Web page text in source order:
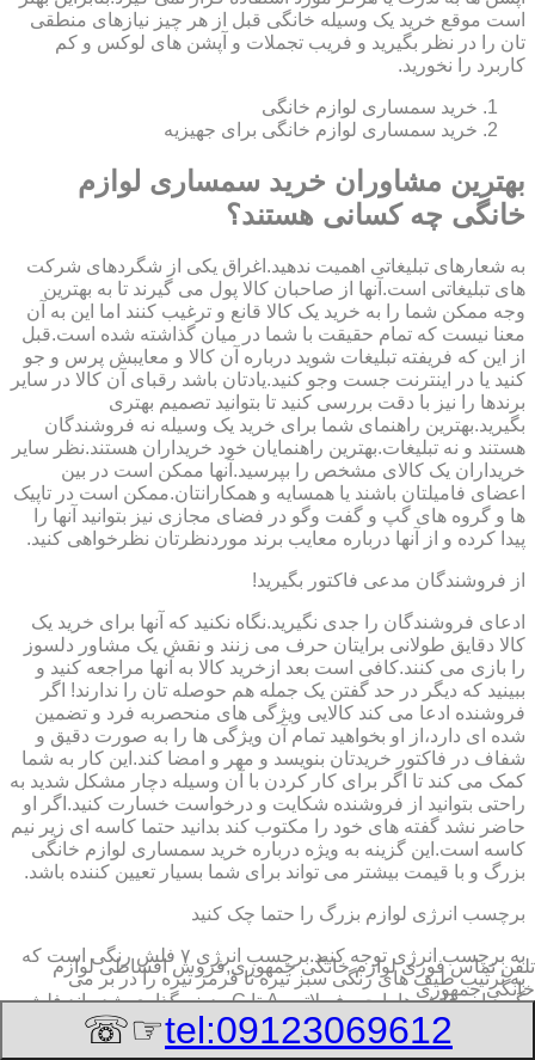
است موقع خرید یک وسیله خانگی قبل از هر چیز نیازهای منطقی
تان را در نظر بگیرید و فریب تجملات و آپشن های لوکس و کم
کاربرد را نخورید.
خرید سمساری لوازم خانگی
خرید سمساری لوازم خانگی برای جهیزیه
بهترین مشاوران خرید سمساری لوازم
خانگی چه کسانی هستند؟
به شعارهای تبلیغاتی اهمیت ندهید.اغراق یکی از شگردهای شرکت
های تبلیغاتی است.آنها از صاحبان کالا پول می گیرند تا به بهترین
وجه ممکن شما را به خرید یک کالا قانع و ترغیب کنند اما این به آن
معنا نیست که تمام حقیقت با شما در میان گذاشته شده است.قبل
از این که فریفته تبلیغات شوید درباره آن کالا و معایبش پرس و جو
کنید یا در اینترنت جست وجو کنید.یادتان باشد رقبای آن کالا در سایر
برندها را نیز با دقت بررسی کنید تا بتوانید تصمیم بهتری
بگیرید.بهترین راهنمای شما برای خرید یک وسیله نه فروشندگان
هستند و نه تبلیغات.بهترین راهنمایان خود خریداران هستند.نظر سایر
خریداران یک کالای مشخص را بپرسید.آنها ممکن است در بین
اعضای فامیلتان باشند یا همسایه و همکارانتان.ممکن است در تاپیک
ها و گروه های گپ و گفت وگو در فضای مجازی نیز بتوانید آنها را
پیدا کرده و از آنها درباره معایب برند موردنظرتان نظرخواهی کنید.
از فروشندگان مدعی فاکتور بگیرید!
ادعای فروشندگان را جدی نگیرید.نگاه نکنید که آنها برای خرید یک
کالا دقایق طولانی برایتان حرف می زنند و نقش یک مشاور دلسوز
را بازی می کنند.کافی است بعد ازخرید کالا به آنها مراجعه کنید و
ببینید که دیگر در حد گفتن یک جمله هم حوصله تان را ندارند! اگر
فروشنده ادعا می کند کالایی ویژگی های منحصربه فرد و تضمین
شده ای دارد،از او بخواهید تمام آن ویژگی ها را به صورت دقیق و
شفاف در فاکتور خریدتان بنویسد و مهر و امضا کند.این کار به شما
کمک می کند تا اگر برای کار کردن با آن وسیله دچار مشکل شدید به
راحتی بتوانید از فروشنده شکایت و درخواست خسارت کنید.اگر او
حاضر نشد گفته های خود را مکتوب کند بدانید حتما کاسه ای زیر نیم
کاسه است.این گزینه به ویژه درباره خرید سمساری لوازم خانگی
بزرگ و با قیمت بیشتر می تواند برای شما بسیار تعیین کننده باشد.
برچسب انرژی لوازم بزرگ را حتما چک کنید
به برچسب انرژی توجه کنید.برچسب انرژی ٧ فلش رنگی است که
به ترتیب طیف های رنگی سبز تیره تا قرمز تیره را در بر می
گیرد.این فلش ها با حروف لاتین A تا G ردیف گذاری شده اند.فلش
A که به رنگ سبز تیره است معرف کمترین میزان مصرف انرژی و
بیشترین بازدهی کالاست و فلش G که به رنگ قرمز تیره است
تلفن تماس فوریلوازم خانگی جمهوری,فروش اقساطی لوازم
خانگی جمهوری
tel:09123069612
☞☏